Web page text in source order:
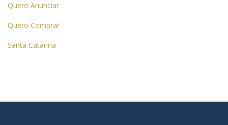
Quero Anunciar
Quero Comprar
Santa Catarina